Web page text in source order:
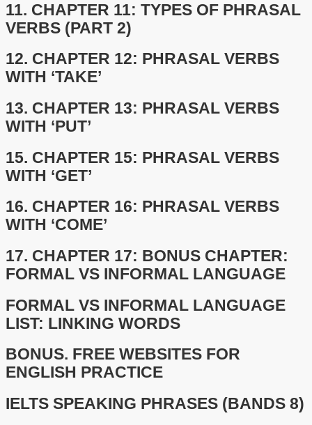
11. CHAPTER 11: TYPES OF PHRASAL
VERBS (PART 2)
12. CHAPTER 12: PHRASAL VERBS
WITH ‘TAKE’
13. CHAPTER 13: PHRASAL VERBS
WITH ‘PUT’
15. CHAPTER 15: PHRASAL VERBS
WITH ‘GET’
16. CHAPTER 16: PHRASAL VERBS
WITH ‘COME’
17. CHAPTER 17: BONUS CHAPTER:
FORMAL VS INFORMAL LANGUAGE
FORMAL VS INFORMAL LANGUAGE
LIST: LINKING WORDS
BONUS. FREE WEBSITES FOR
ENGLISH PRACTICE
IELTS SPEAKING PHRASES (BANDS 8)